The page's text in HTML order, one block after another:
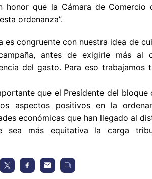
honor que la Cámara de Comercio
ordenanza”.
congruente con nuestra idea de
antes de exigirle más al
del gasto. Para eso trabajamos
que el Presidente del bloque
aspectos positivos en la
económicas que han llegado al
sea más equitativa la carga